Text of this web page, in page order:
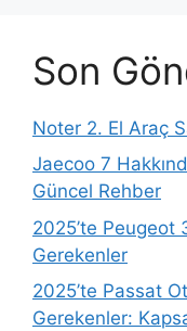
Son
Noter 2. El Araç
Jaecoo 7
Güncel Rehber
2025’te Peugeot
Gerekenler
2025’te Passat
Gerekenler: